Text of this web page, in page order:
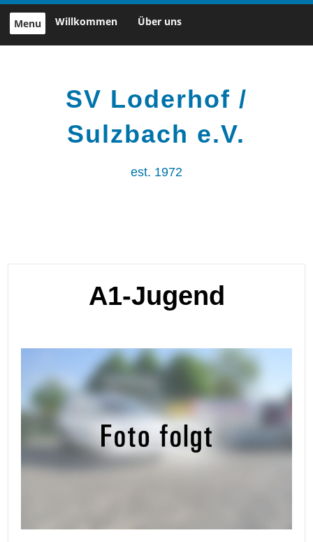
Skip
content
Menu Willkommen Über uns
SV Loderhof /
Sulzbach e.V.
est. 1972
A1-Jugend